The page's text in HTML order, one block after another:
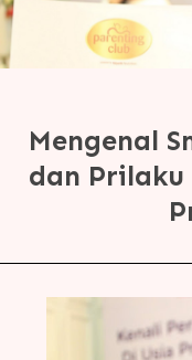
Mengenal
dan Prilaku